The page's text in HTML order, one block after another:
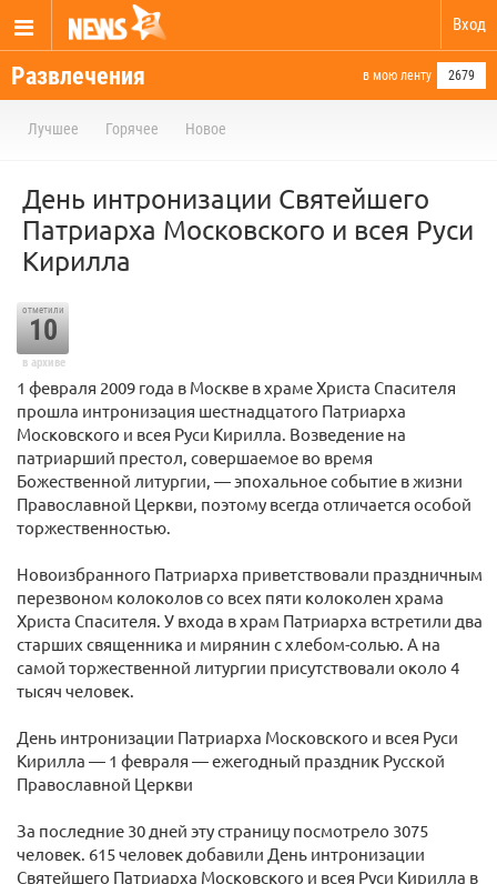
Вход
Развлечения в мою ленту 2679
Лучшее Горячее Новое
День интронизации Святейшего
Патриарха Московского и всея Руси
Кирилла
отметили
10
в архиве
1 февраля 2009 года в Москве в храме Христа Спасителя
прошла интронизация шестнадцатого Патриарха
Московского и всея Руси Кирилла. Возведение на
патриарший престол, совершаемое во время
Божественной литургии, — эпохальное событие в жизни
Православной Церкви, поэтому всегда отличается особой
торжественностью.
Новоизбранного Патриарха приветствовали праздничным
перезвоном колоколов со всех пяти колоколен храма
Христа Спасителя. У входа в храм Патриарха встретили два
старших священника и мирянин с хлебом-солью. А на
самой торжественной литургии присутствовали около 4
тысяч человек.
День интронизации Патриарха Московского и всея Руси
Кирилла — 1 февраля — ежегодный праздник Русской
Православной Церкви
За последние 30 дней эту страницу посмотрело 3075
человек. 615 человек добавили День интронизации
Святейшего Патриарха Московского и всея Руси Кирилла в